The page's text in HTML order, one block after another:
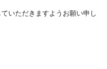
いただきますようお願い申し